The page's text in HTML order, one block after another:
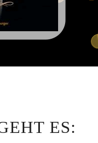
ES: